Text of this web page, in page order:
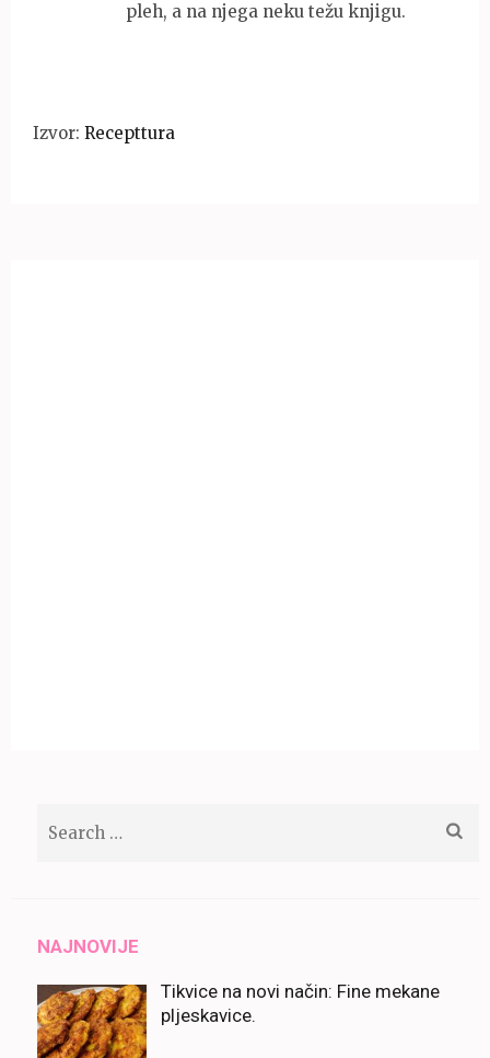
pleh, a na njega neku težu knjigu.
Izvor: Recepttura
NAJNOVIJE
Tikvice na novi način: Fine mekane
pljeskavice.